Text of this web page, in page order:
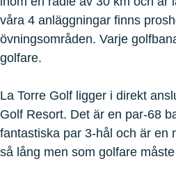
våra 4 anläggningar finns
övningsområden. Varje
golfare.
La Torre Golf ligger i direkt
Golf Resort. Det är en par-68
fantastiska par 3-hål och är en
så lång men som golfare